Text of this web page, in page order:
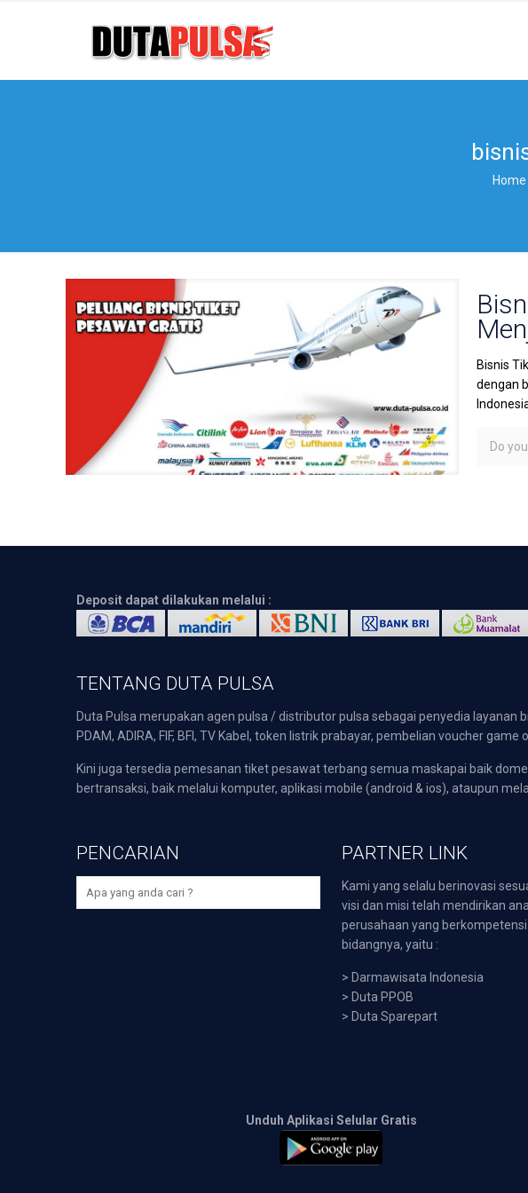
Home
Bisnis
dengan
Do
Deposit dapat dilakukan melalui :
TENTANG DUTA PULSA
Duta Pulsa merupakan agen pulsa / distributor pulsa sebagai penyedia layanan
PDAM, ADIRA, FIF, BFI, TV Kabel, token listrik prabayar, pembelian voucher
Kini juga tersedia pemesanan tiket pesawat terbang semua maskapai baik
bertransaksi, baik melalui komputer, aplikasi mobile (android & ios), ataupun
PENCARIAN PARTNER LINK
Kami yang selalu berinovasi
visi dan misi telah mendirikan
perusahaan yang
bidangnya, yaitu :
> Darmawisata Indonesia
> Duta PPOB
> Duta Sparepart
Unduh Aplikasi Selular Gratis